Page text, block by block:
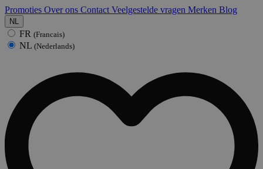
Promoties Over ons Contact Veelgestelde vragen Merken Blog
NL
FR (Francais)
NL (Nederlands)